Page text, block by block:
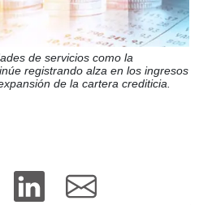
de servicios como la
registrando alza en los ingresos
de la cartera crediticia.